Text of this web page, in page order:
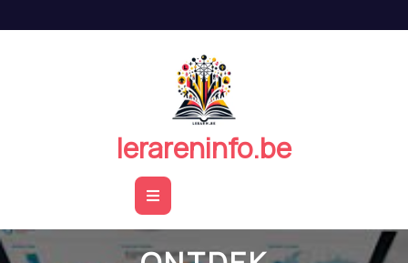
de
lerareninfo.be
Open
Button